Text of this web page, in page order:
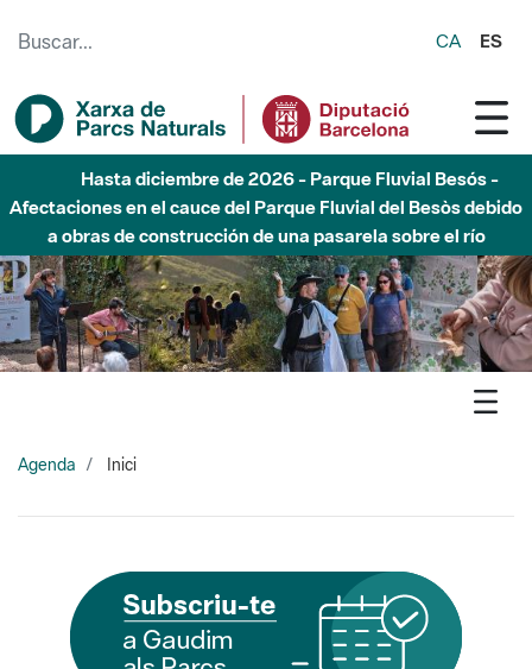
CA ES
Hasta diciembre de 2026 - Parque Fluvial Besós -
Afectaciones en el cauce del Parque Fluvial del Besòs debido
a obras de construcción de una pasarela sobre el río
Agenda Inici